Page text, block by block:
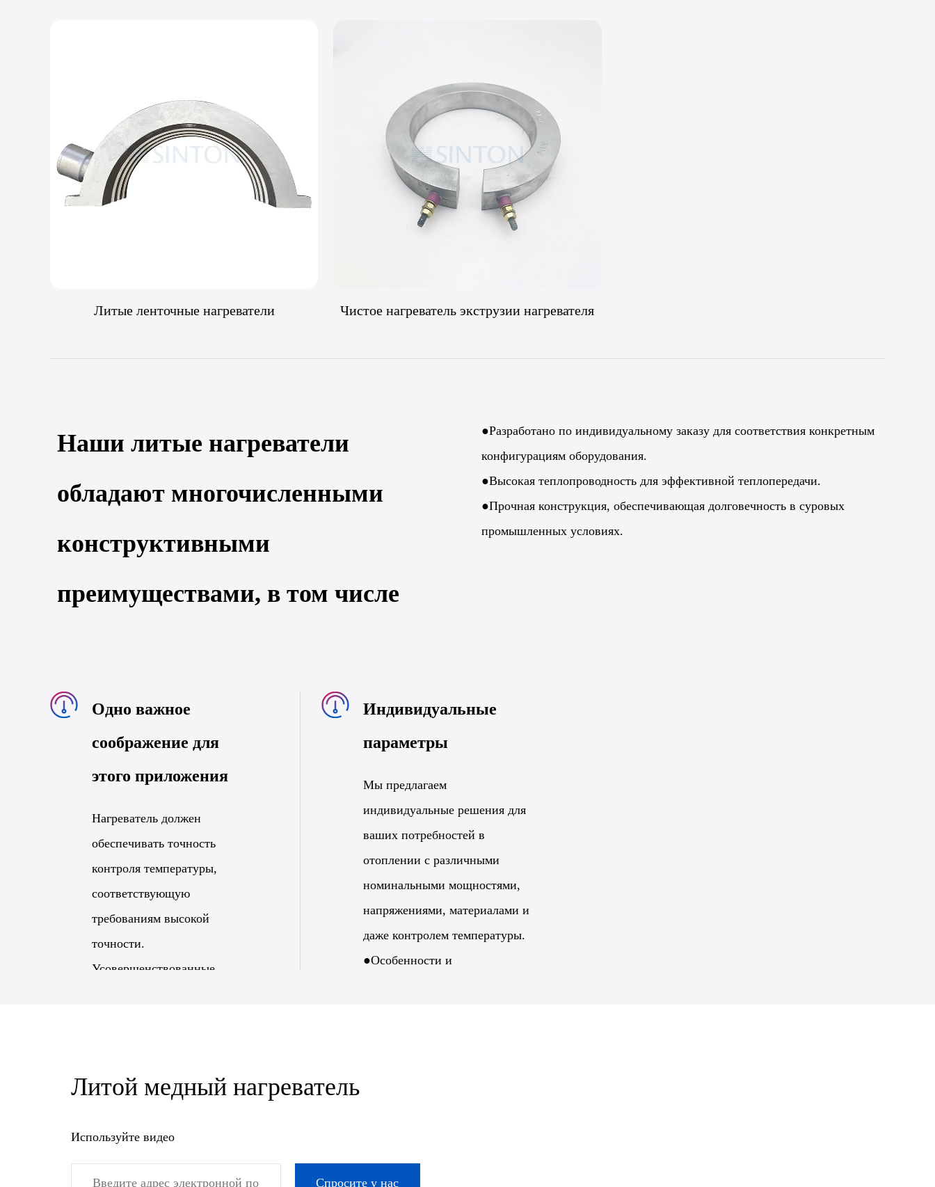
Литые ленточные нагреватели Чистое нагреватель экструзии нагревателя
Наши литые нагреватели
обладают многочисленными
конструктивными
преимуществами, в том числе
●Разработано по индивидуальному заказу для соответствия конкретным
конфигурациям оборудования.
●Высокая теплопроводность для эффективной теплопередачи.
●Прочная конструкция, обеспечивающая долговечность в суровых
промышленных условиях.
Одно важное
соображение для
этого приложения
Нагреватель должен
обеспечивать точность
контроля температуры,
соответствующую
требованиям высокой
точности.
Усовершенствованные
равномерный нагрев, что
требующих небольших
температурных допусков.
Индивидуальные
параметры
Мы предлагаем
индивидуальные решения для
ваших потребностей в
отоплении с различными
номинальными мощностями,
напряжениями, материалами и
даже контролем температуры.
●Особенности и
для получения качественного
Литой медный нагреватель
Используйте видео
Спросите у нас